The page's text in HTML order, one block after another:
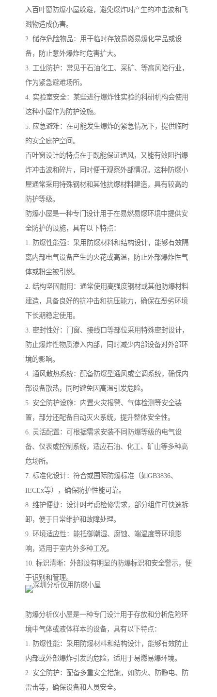
入百叶窗防爆小屋躲避，避免爆炸时产生的冲击波和飞
溅物造成伤害。
2. 储存危险物品：用于临时存放易燃易爆化学品或设
备，防止意外爆炸时危害扩大。
3. 工业防护：常见于石油化工、采矿、等高风险行业，
作为紧急避难场所。
4. 实验室安全：某些进行爆炸性实验的科研机构会使用
这种小屋作为防护设施。
5. 应急避难：在可能发生爆炸的紧急情况下，提供临时
的安全庇护空间。
百叶窗设计的特点在于既能保证通风，又能有效阻挡爆
炸冲击波和碎片，同时便于观察外部情况。这种防爆小
屋通常采用特殊钢材和其他抗爆材料建造，具有较高的
防护等级。
防爆小屋是一种专门设计用于在易燃易爆环境中提供安
全防护的设施，具有以下特点：
1. 防爆性能强：采用防爆材料和结构设计，能够有效隔
离内部电气设备产生的火花或高温，防止外部爆炸性气
体或粉尘被引燃。
2. 结构坚固耐用：通常使用高强度钢材或其他防爆材料
建造，具备良好的抗冲击和抗压能力，确保在恶劣环境
下长期稳定使用。
3. 密封性好：门窗、接线口等部位采用特殊密封设计，
防止爆炸性物质渗入内部，同时减少内部设备对外部环
境的影响。
4. 通风散热系统：配备防爆型通风或空调系统，确保内
部设备散热，同时避免因高温引发危险。
5. 安全防护设施：内置火灾报警、气体检测等安全装
置，部分还配备自动灭火系统，提升整体安全性。
6. 灵活配置：可根据需求安装不同防爆等级的电气设
备、仪表或控制系统，适应石油、化工、矿山等多种高
危场所。
7. 标准化设计：符合或国际防爆标准（如GB3836、
IECEx等），确保防护性能可靠。
8. 维护便捷：设计时考虑检修需求，部分组件可快速拆
卸，便于日常维护和故障处理。
9. 环境适应性：能抵御潮湿、腐蚀、端温度等环境影
响，适用于室内外多种工况。
10. 标识清晰：外部设有明显的防爆标识和安全警示，便
于识别和管理。
防爆分析仪小屋是一种专门设计用于存放和分析危险环
境中气体或液体样本的设备，具有以下特点：
1. 防爆性能：采用防爆材料和结构设计，能够有效防止
内部或外部爆炸引发的危险，适用于易燃易爆环境。
2. 安全防护：配备多重安全措施，如防火、防静电、防
雷击等，确保设备和人员安全。